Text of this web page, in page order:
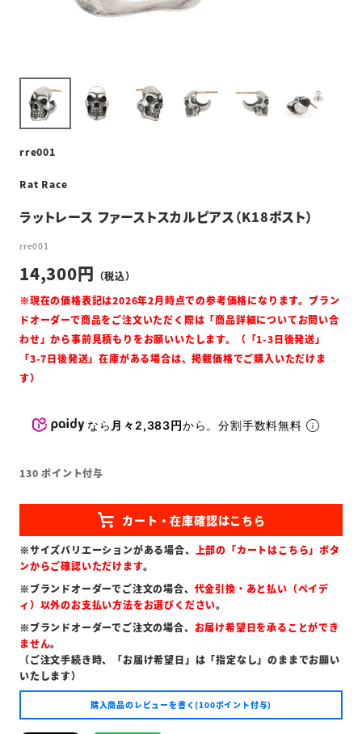
rre001
Rat Race
ラットレース ファーストスカルピアス（K18ポスト）
rre001
14,300
なら 月々2,383円から。分割手数料無料
130 ポイント付与
※サイズバリエーションがある場合、 上部の「カートはこちら」ボタ
ンからご確認いただけます。
※ブランドオーダーでご注文の場合、 代金引換・あと払い（ペイデ
ィ）以外のお支払い方法をお選びください。
※ブランドオーダーでご注文の場合、 お届け希望日を承ることができ
ません。
（ご注文手続き時、「お届け希望日」は「指定なし」のままでお願い
いたします）
購入商品のレビューを書く(100ポイント付与)